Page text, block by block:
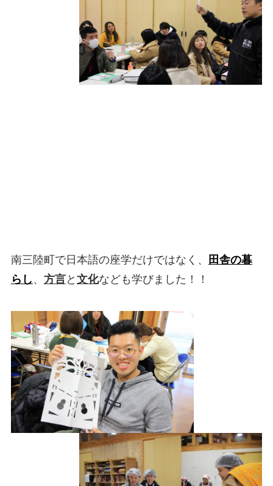
南三陸町で日本語の座学だけではなく、
田舎の暮
らし 、 方言と 文化なども学びました！！